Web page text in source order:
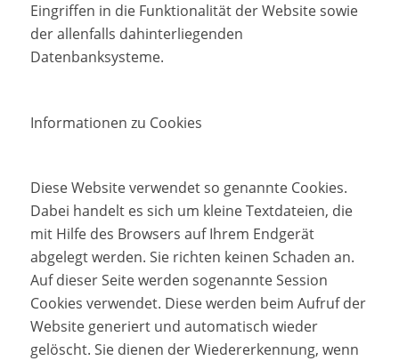
Eingriffen in die Funktionalität der Website sowie
der allenfalls dahinterliegenden
Datenbanksysteme.
Informationen zu Cookies
Diese Website verwendet so genannte Cookies.
Dabei handelt es sich um kleine Textdateien, die
mit Hilfe des Browsers auf Ihrem Endgerät
abgelegt werden. Sie richten keinen Schaden an.
Auf dieser Seite werden sogenannte Session
Cookies verwendet. Diese werden beim Aufruf der
Website generiert und automatisch wieder
gelöscht. Sie dienen der Wiedererkennung, wenn